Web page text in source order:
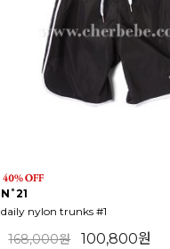
N˚21
daily nylon trunks #1
168,000원 100,800원